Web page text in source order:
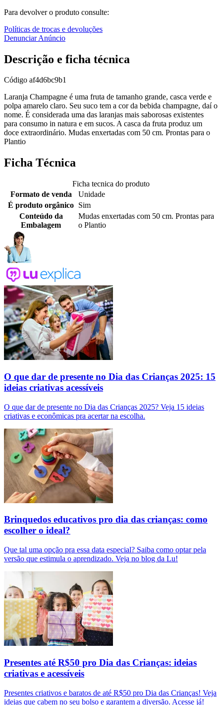
Para devolver o produto consulte:
Políticas de trocas e devoluções
Denunciar Anúncio
Descrição e ficha técnica
Código af4d6bc9b1
Laranja Champagne é uma fruta de tamanho grande, casca verde e
polpa amarelo claro. Seu suco tem a cor da bebida champagne, daí o
nome. É considerada uma das laranjas mais saborosas existentes
para consumo in natura e em sucos. A casca da fruta produz um
doce extraordinário. Mudas enxertadas com 50 cm. Prontas para o
Plantio
Ficha Técnica
Ficha tecnica do produto
Formato de venda
Unidade
É produto orgânico Sim
Conteúdo da
Embalagem
Mudas enxertadas com 50 cm. Prontas para
o Plantio
O que dar de presente no Dia das Crianças 2025: 15
ideias criativas acessíveis
O que dar de presente no Dia das Crianças 2025? Veja 15 ideias
criativas e econômicas pra acertar na escolha.
Brinquedos educativos pro dia das crianças: como
escolher o ideal?
Que tal uma opção pra essa data especial? Saiba como optar pela
versão que estimula o aprendizado. Veja no blog da Lu!
Presentes até R$50 pro Dia das Crianças: ideias
criativas e acessíveis
Presentes criativos e baratos de até R$50 pro Dia das Crianças! Veja
ideias que cabem no seu bolso e garantem a diversão. Acesse já!